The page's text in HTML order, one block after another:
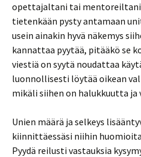
opettajaltani tai
tietenkään pysty antamaan
usein ainakin hyvä näkemys
kannattaa pyytää, pitääkö se
viestiä on syytä noudattaa
luonnollisesti löytää oikean
mikäli siihen on halukkuutta ja
Unien määrä ja selkeys
kiinnittäessäsi niihin
Pyydä reilusti vastauksia